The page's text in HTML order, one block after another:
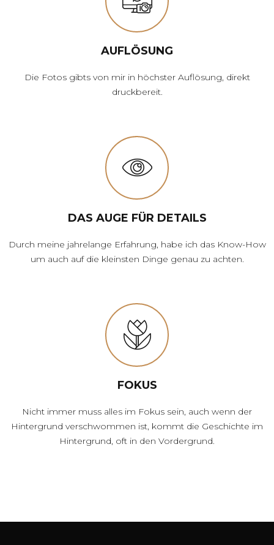
AUFLÖSUNG
Die Fotos gibts von mir in höchster Auflösung, direkt
druckbereit.
DAS AUGE FÜR DETAILS
Durch meine jahrelange Erfahrung, habe ich das Know-How
um auch auf die kleinsten Dinge genau zu achten.
FOKUS
Nicht immer muss alles im Fokus sein, auch wenn der
Hintergrund verschwommen ist, kommt die Geschichte im
Hintergrund, oft in den Vordergrund.